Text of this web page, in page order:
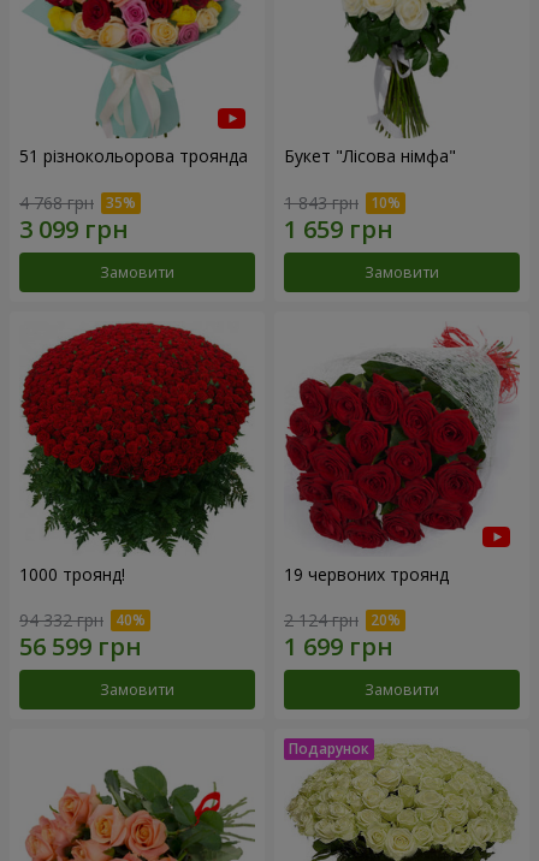
51 різнокольорова троянда
4 768 грн
Замовити
Букет "Лісова німфа"
1 843 грн
Замовити
1000 троянд!
94 332 грн
Замовити
19 червоних троянд
2 124 грн
Замовити